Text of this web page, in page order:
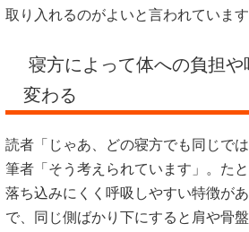
取り入れるのがよいと言われています
寝方によって体への負担
変わる
読者「じゃあ、どの寝方でも同じでは
筆者「そう考えられています」。た
落ち込みにくく呼吸しやすい特徴が
で、同じ側ばかり下にすると肩や骨